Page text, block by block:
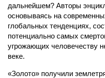
дальнейшем? Авторы
основываясь на
глобальных тенденциях,
потенциально самых
угрожающих человечеству
веке.
«Золото» получили